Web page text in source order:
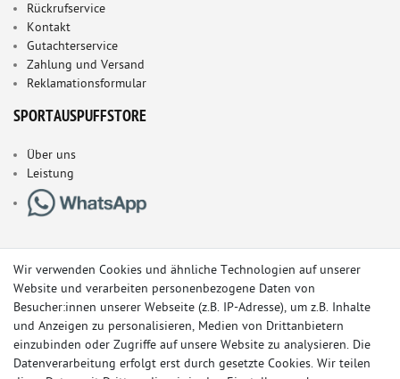
Rückrufservice
Kontakt
Gutachterservice
Zahlung und Versand
Reklamationsformular
SPORTAUSPUFFSTORE
Über uns
Leistung
Wir verwenden Cookies und ähnliche Technologien auf unserer
Website und verarbeiten personenbezogene Daten von
Besucher:innen unserer Webseite (z.B. IP-Adresse), um z.B. Inhalte
und Anzeigen zu personalisieren, Medien von Drittanbietern
einzubinden oder Zugriffe auf unsere Website zu analysieren. Die
Datenverarbeitung erfolgt erst durch gesetzte Cookies. Wir teilen